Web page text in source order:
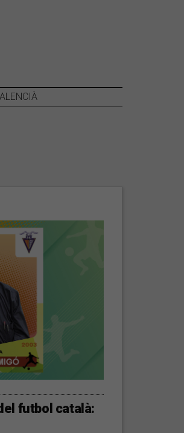
futbol català: